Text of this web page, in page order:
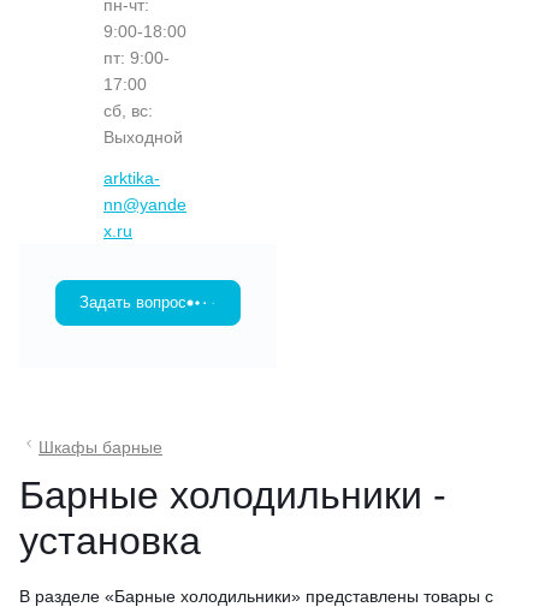
пн-чт:
9:00-18:00
пт: 9:00-
17:00
сб, вс:
Выходной
arktika-
nn@yande
x.ru
Задать вопрос
Шкафы барные
Барные холодильники -
установка
В разделе «Барные холодильники» представлены товары с